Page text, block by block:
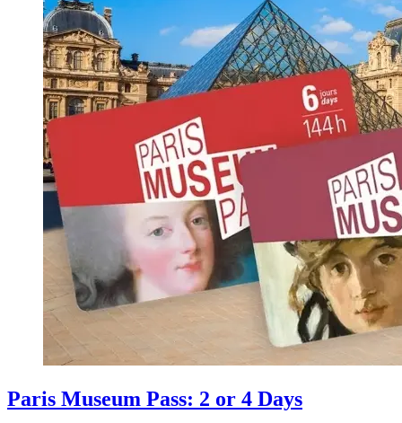
Paris Museum Pass: 2 or 4 Days